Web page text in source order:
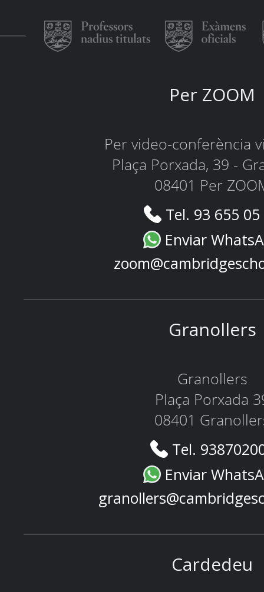
Per ZOOM
Per video-conferència
Plaça Porxada, 39 -
08401 Per
Tel. 93 655
Enviar
Granollers
Granollers
Plaça Porxada
08401
Tel.
Enviar
Cardedeu